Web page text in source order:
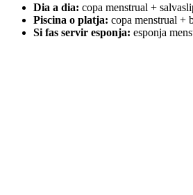
Dia a dia: copa menstrual +
Piscina o platja: copa menstrual +
Si fas servir esponja: esponja